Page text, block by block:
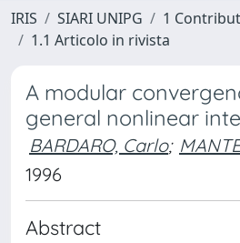
IRIS SIARI UNIPG
1
1.1 Articolo in rivista
A modular
general nonlinear
BARDARO, Carlo;
1996
Abstract